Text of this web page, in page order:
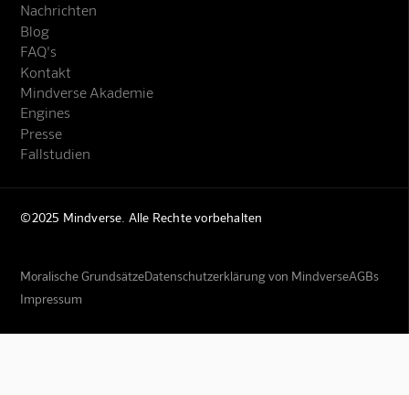
Nachrichten
Blog
FAQ's
Kontakt
Mindverse Akademie
Engines
Presse
Fallstudien
©2025 Mindverse. Alle Rechte vorbehalten
Moralische GrundsätzeDatenschutzerklärung von MindverseAGBs
Impressum